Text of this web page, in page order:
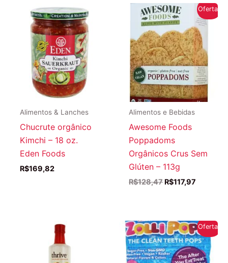
Alimentos & Lanches
Chucrute orgânico
Kimchi – 18 oz.
Eden Foods
R$169,82
Oferta!
Alimentos e Bebidas
Awesome Foods
Poppadoms
Orgânicos Crus Sem
Glúten – 113g
R$128,47 O
R$117,97
Oferta!